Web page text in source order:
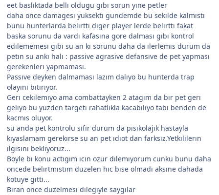
eet baslıktada bellı oldugu gıbı sorun yıne petler
daha once damagesı yuksektı gundemde bu sekılde kalmıstı
bunu hunterlarda belırttı dıger player lerde belırttı fakat
baska sorunu da vardı kafasına gore dalması gıbı kontrol
edılememesı gıbı su an kı sorunu daha da ılerlemıs durum da
petın su ankı halı : passive agrasive defansıve de pet yapması
gerekenlerı yapmaması.
Passıve deyken dalmaması lazım dalıyo bu hunterda trap
olayını bıtırıyor.
Gerı cekılemıyo ama combattayken 2 atagım da bır pet gerı
gelıyo bu yuzden targetı rahatlıkla kacabılıyo tabı benden de
kacmıs oluyor.
su anda pet kontrolu sıfır durum da pısıkolajık hastayla
kıyaslamam gerekırse su an pet ıdıot dan farksız.Yetkılılerın
ılgısını beklıyoruz...
Boyle bı konu actıgım ıcın ozur dılemıyorum cunku bunu daha
oncede belırtmıstım duzelen hıc bıse olmadı aksıne dahada
kotuye gıttı...
Bıran once duzelmesı dılegıyle saygılar